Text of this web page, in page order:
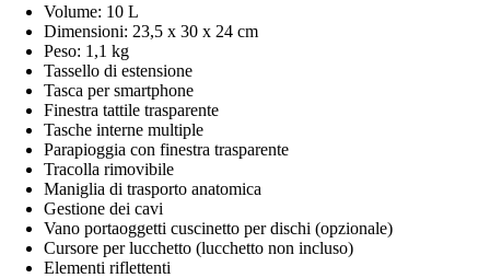
Volume: 10 L
Dimensioni: 23,5 x 30 x 24 cm
Peso: 1,1 kg
Tassello di estensione
Tasca per smartphone
Finestra tattile trasparente
Tasche interne multiple
Parapioggia con finestra trasparente
Tracolla rimovibile
Maniglia di trasporto anatomica
Gestione dei cavi
Vano portaoggetti cuscinetto per dischi (opzionale)
Cursore per lucchetto (lucchetto non incluso)
Elementi riflettenti